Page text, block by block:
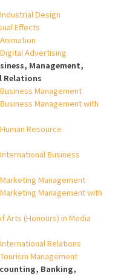
Design
Effects
Digital Advertising
Management,
Relations
Management
Management with
Resource
Business
Management
Management with
Arts (Honours) in Media
Relations
Management
Banking,